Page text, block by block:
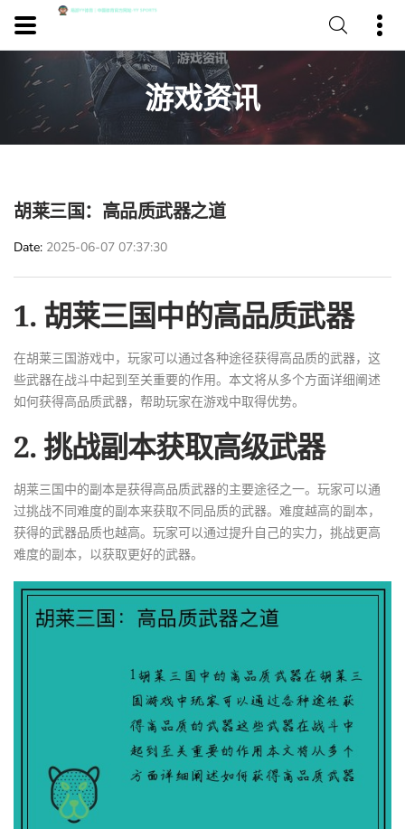
游戏资讯
胡莱三国：高品质武器之道
Date 2025-06-07 07:37:30
1. 胡莱三国中的高品质武器
在胡莱三国游戏中，玩家可以通过各种途径获得高品质的武器，这
些武器在战斗中起到至关重要的作用。本文将从多个方面详细阐述
如何获得高品质武器，帮助玩家在游戏中取得优势。
2. 挑战副本获取高级武器
胡莱三国中的副本是获得高品质武器的主要途径之一。玩家可以通
过挑战不同难度的副本来获取不同品质的武器。难度越高的副本，
获得的武器品质也越高。玩家可以通过提升自己的实力，挑战更高
难度的副本，以获取更好的武器。